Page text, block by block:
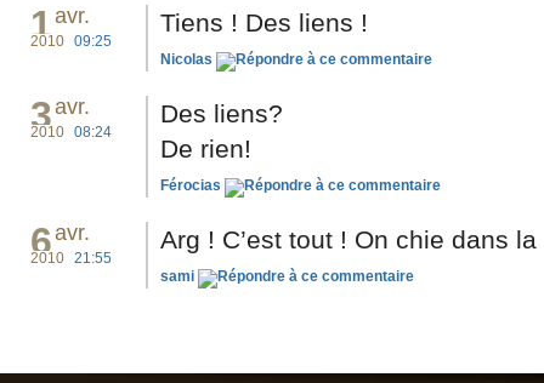
1avr.
2010 09:25
Tiens ! Des liens !
Nicolas
3avr.
2010 08:24
Des liens?
De rien!
Férocias
6avr.
2010 21:55
Arg ! C’est tout ! On chie dans
sami